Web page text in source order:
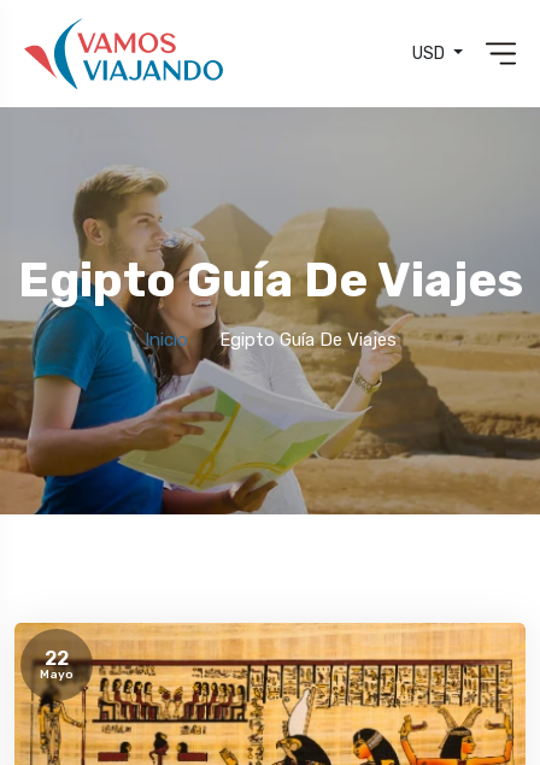
USD
Egipto Guía De Viajes
Inicio Egipto Guía De Viajes
22
Mayo